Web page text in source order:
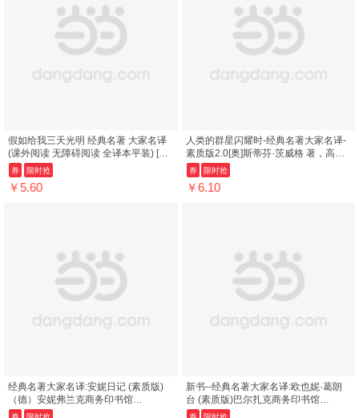
假如给我三天光明 经典名著 大家名译
(课外阅读 无障碍阅读 全译本平装) [美]
海伦·凯勒,叶敏等 商务印书馆...
券 限时抢
￥5.60
人类的群星闪耀时-经典名著大家名译-
素质版2.0[奥]斯蒂芬·茨威格 著，高中
甫/潘子立 译商务印书馆97871001...
券 限时抢
￥6.10
经典名著大家名译:安妮日记 (素质版)
（德）安妮弗兰克商务印书馆
9787100109918
新书--经典名著大家名译:欧也妮·葛朗
台 (素质版)巴尔扎克商务印书馆
9787100109956 ; 978-7-100-10995-